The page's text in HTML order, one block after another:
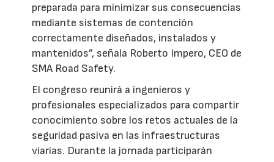
preparada para minimizar sus consecuencias
mediante sistemas de contención
correctamente diseñados, instalados y
mantenidos”, señala Roberto Impero, CEO de
SMA Road Safety.
El congreso reunirá a ingenieros y
profesionales especializados para compartir
conocimiento sobre los retos actuales de la
seguridad pasiva en las infraestructuras
viarias. Durante la jornada participarán